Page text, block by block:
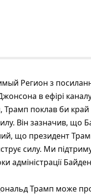
Регион з
в ефірі
поклав би край
Він зазначив, що
що президент
силу. Ми
адміністрації
Трамп може